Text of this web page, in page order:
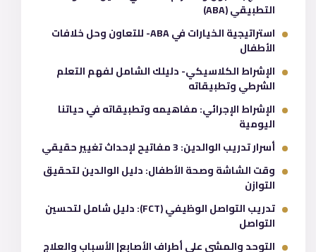
التطبيقي (ABA)
استراتيجية الخيارات في ABA- للتعاون وحل خلافات
الأطفال
الإشراط الكلاسيكي- دليلك الشامل لفهم التعلم
الشرطي وتطبيقاته
الإشراط الإجرائي: مفاهيمه وتطبيقاته في حياتنا
اليومية
أسرار تدريب الوالدين: 3 مفاتيح لإحداث تغيير حقيقي
وقت الشاشة وصحة الأطفال: دليل الوالدين لتحقيق
التوازن
تدريب التواصل الوظيفي (FCT): دليل شامل لتحسين
التواصل
التوحد والمشي على أطراف الأصابع| الأسباب والعلاج